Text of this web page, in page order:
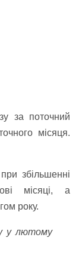
за поточний
місяця.
збільшенні
місяці, а
року.
у лютому